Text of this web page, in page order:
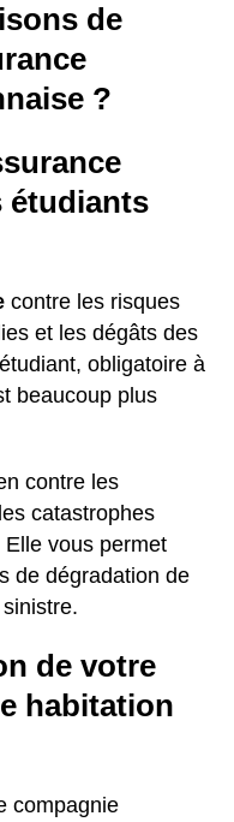
de
?
étudiants
contre les risques
et les dégâts des
obligatoire à
beaucoup plus
contre les
catastrophes
vous permet
de dégradation de
de votre
habitation
compagnie